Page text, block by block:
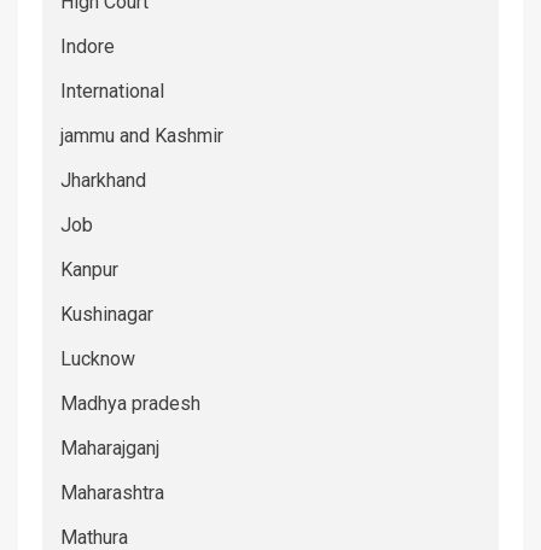
Indore
International
jammu and Kashmir
Jharkhand
Job
Kanpur
Kushinagar
Lucknow
Madhya pradesh
Maharajganj
Maharashtra
Mathura